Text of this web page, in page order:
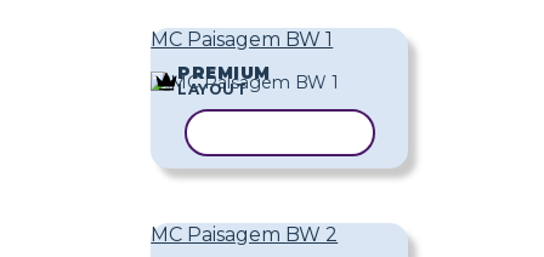
MC Paisagem BW 1
PREMIUM
LAYOUT
MC Paisagem BW 2